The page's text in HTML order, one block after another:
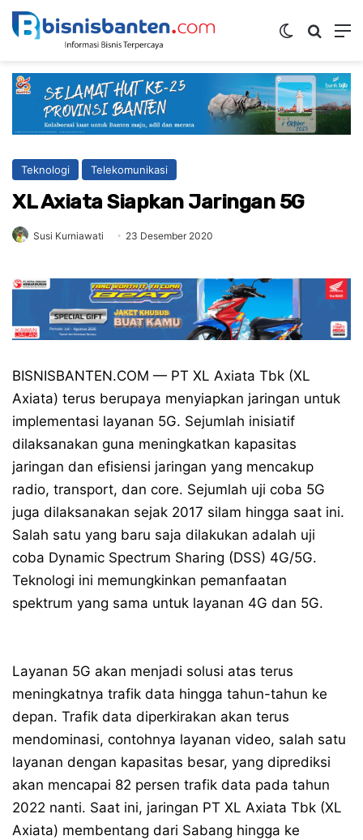
Switch skin
Teknologi Telekomunikasi
XL Axiata Siapkan Jaringan 5G
Susi Kurniawati 23 Desember 2020
BISNISBANTEN.COM — PT XL Axiata Tbk (XL
Axiata) terus berupaya menyiapkan jaringan untuk
implementasi layanan 5G. Sejumlah inisiatif
dilaksanakan guna meningkatkan kapasitas
jaringan dan efisiensi jaringan yang mencakup
radio, transport, dan core. Sejumlah uji coba 5G
juga dilaksanakan sejak 2017 silam hingga saat ini.
Salah satu yang baru saja dilakukan adalah uji
coba Dynamic Spectrum Sharing (DSS) 4G/5G.
Teknologi ini memungkinkan pemanfaatan
spektrum yang sama untuk layanan 4G dan 5G.
Layanan 5G akan menjadi solusi atas terus
meningkatnya trafik data hingga tahun-tahun ke
depan. Trafik data diperkirakan akan terus
mendominasi, contohnya layanan video, salah satu
layanan dengan kapasitas besar, yang diprediksi
akan mencapai 82 persen trafik data pada tahun
2022 nanti. Saat ini, jaringan PT XL Axiata Tbk (XL
Axiata) membentang dari Sabang hingga ke